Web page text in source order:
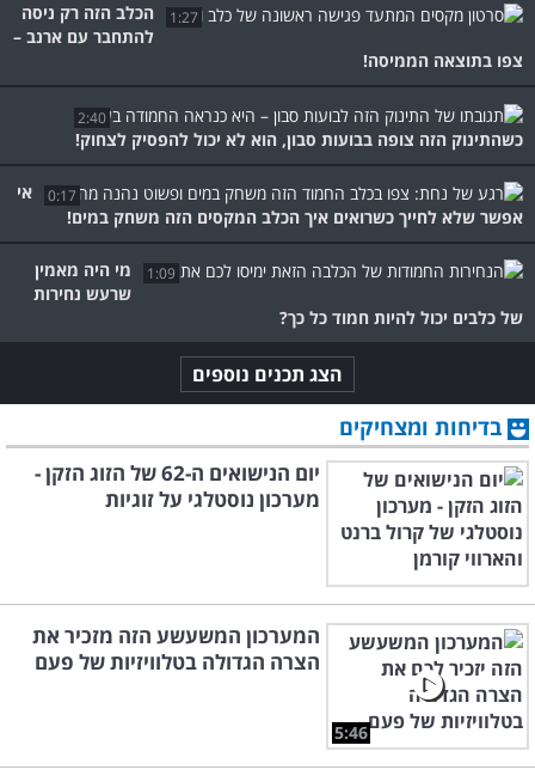
1:27
הכלב הזה רק ניסה
להתחבר עם ארנב –
צפו בתוצאה הממיסה!
2:40
כשהתינוק הזה צופה בבועות סבון, הוא לא יכול להפסיק לצחוק!
0:17
אי
אפשר שלא לחייך כשרואים איך הכלב המקסים הזה משחק במים!
1:09
מי היה מאמין
שרעש נחירות
של כלבים יכול להיות חמוד כל כך?
הצג תכנים נוספים
בדיחות ומצחיקים
יום הנישואים ה-62 של הזוג הזקן -
מערכון נוסטלגי על זוגיות
5:46
המערכון המשעשע הזה מזכיר את
הצרה הגדולה בטלוויזיות של פעם